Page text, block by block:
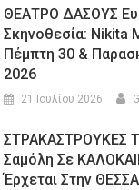
ΘΕΑΤΡΟ ΔΑΣΟΥΣ
Σκηνοθεσία: Nikita
Πέμπτη 30 &
2026
21 Ιουλίου 2026
ΣΤΡΑΚΑΣΤΡΟΥΚΕΣ
Σαμόλη Σε
Έρχεται Στην